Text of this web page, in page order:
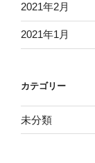
2021年2月
2021年1月
カテゴリー
未分類